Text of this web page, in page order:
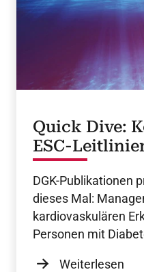
Quick Dive:
ESC-
DGK-Publikationen
dieses Mal:
kardiovaskulären
Personen mit
Weiterlesen